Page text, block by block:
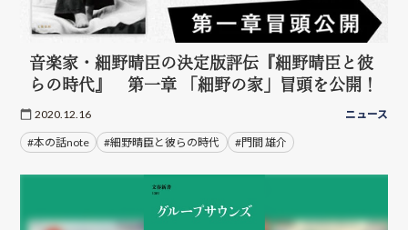
音楽家・細野晴臣の決定版評伝『細野晴臣と彼
らの時代』 第一章 「細野の家」冒頭を公開！
2020.12.16 ニュース
#本の話note #細野晴臣と彼らの時代 #門間 雄介